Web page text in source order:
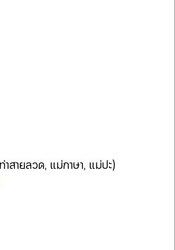
สายลวด, แม่กาษา, แม่ปะ)